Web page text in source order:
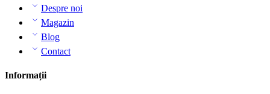
Despre noi
Magazin
Blog
Contact
Informații